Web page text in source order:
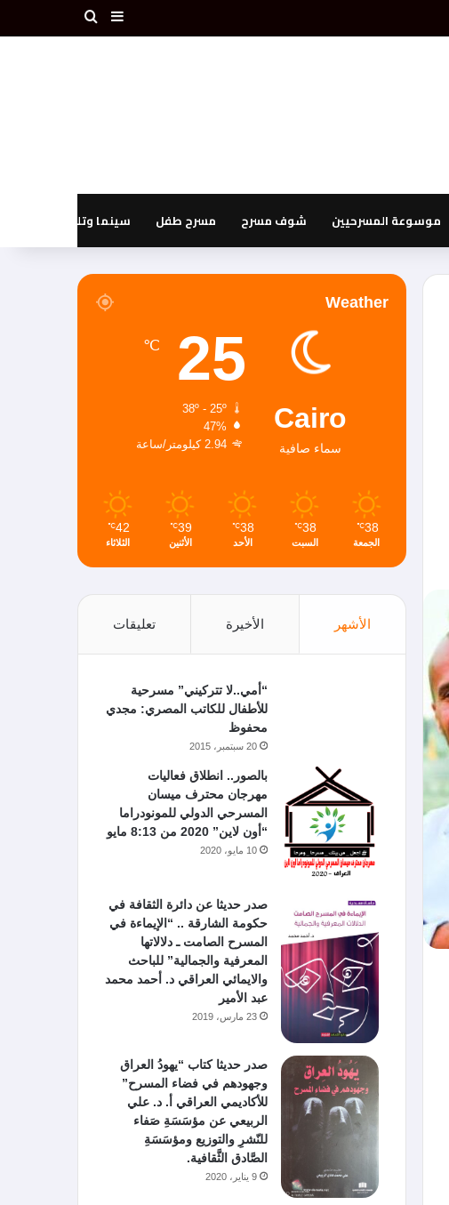
إضافة عمود جانبي
موسوعة المسرحيين شوف مسرح مسرح طفل سينما وتليفزيون
Weather
Cairo
سماء صافية
25
℃
47%
2.94 كيلومتر/ساعة
38
℃
الجمعة
38
℃
السبت
38
℃
الأحد
39
℃
الأثنين
42
℃
الثلاثاء
الأشهر الأخيرة تعليقات
“أمي..لا تتركيني” مسرحية
للأطفال للكاتب المصري: مجدي
محفوظ
20 سبتمبر، 2015
بالصور.. انطلاق فعاليات
مهرجان محترف ميسان
المسرحي الدولي للمونودراما
“أون لاين” 2020 من 8:13 مايو
10 مايو، 2020
صدر حديثا عن دائرة الثقافة في
حكومة الشارقة .. “الإيماءة في
المسرح الصامت ـ دلالاتها
المعرفية والجمالية” للباحث
والايمائي العراقي د. أحمد محمد
عبد الأمير
23 مارس، 2019
صدر حديثا كتاب “يهودُ العراق
وجهودهم في فضاء المسرح”
للأكاديمي العراقي أ. د. علي
الربيعي عن مؤسَسَةِ صَفاء
للنّشرِ والتوزيع ومؤسَسَةِ
الصَّادق الثَّقافية.
9 يناير، 2020